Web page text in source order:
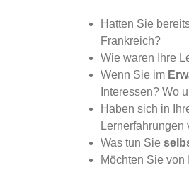
Hatten Sie
Frankreich?
Wie waren Ihre
Wenn Sie im
Interessen? Wo
Haben sich in
Lernerfahrungen
Was tun Sie
Möchten Sie